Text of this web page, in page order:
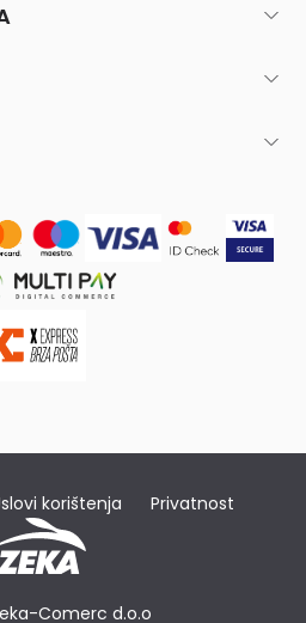
korištenja Privatnost
Comerc d.o.o